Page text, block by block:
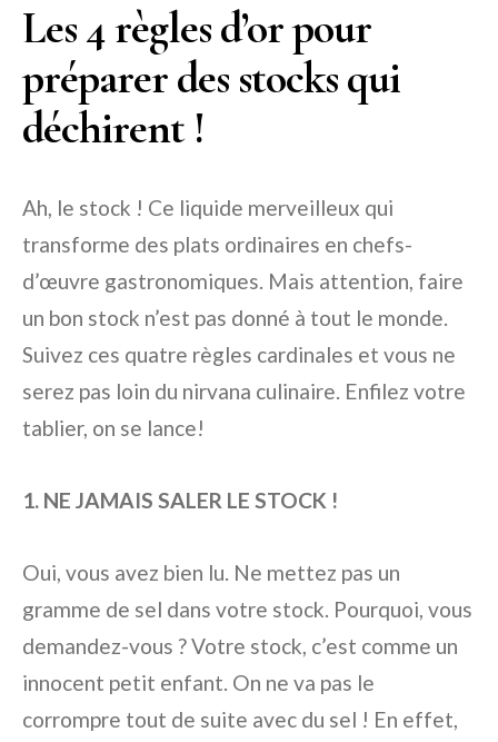
Les 4 règles d’or pour
préparer des stocks qui
déchirent !
Ah, le stock ! Ce liquide merveilleux qui
transforme des plats ordinaires en chefs-
d’œuvre gastronomiques. Mais attention, faire
un bon stock n’est pas donné à tout le monde.
Suivez ces quatre règles cardinales et vous ne
serez pas loin du nirvana culinaire. Enfilez votre
tablier, on se lance!
1. NE JAMAIS SALER LE STOCK !
Oui, vous avez bien lu. Ne mettez pas un
gramme de sel dans votre stock. Pourquoi, vous
demandez-vous ? Votre stock, c’est comme un
innocent petit enfant. On ne va pas le
corrompre tout de suite avec du sel ! En effet,